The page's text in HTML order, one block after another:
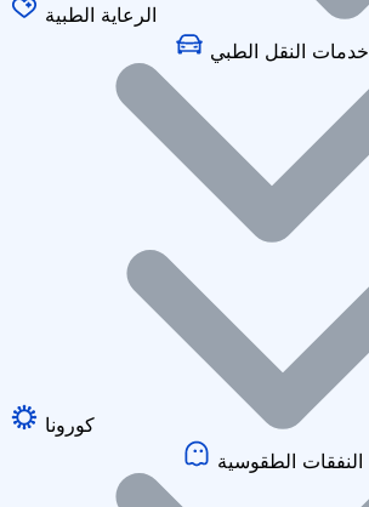
الرعاية الطبية
خدمات النقل الطبي
كورونا
النفقات الطقوسية